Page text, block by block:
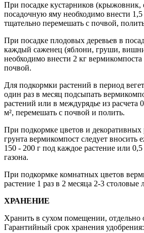
При посадке кустарников (крыжовник,
посадочную яму необходимо внести
тщательно перемешать с почвой,
При посадке плодовых деревьев в
каждый саженец (яблони, груши,
необходимо внести 2 кг
почвой.
Для подкормки растений в период
один раз в месяц подсыпать
растений или в междурядье из расчета
м², перемешать с почвой и полить.
При подкормке цветов и декоративных
грунта вермикомпост следует вносить
150 - 200 г под каждое растение или
газона.
При подкормке комнатных цветов
растение 1 раз в 2 месяца 2-3 столовые
ХРАНЕНИЕ
Хранить в сухом помещении, отдельно
Гарантийный срок хранения